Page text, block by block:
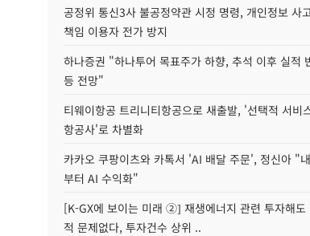
공정위 통신3사 불공정약관 시정 명령, 개인정보 사
책임 이용자 전가 방지
하나증권 "하나투어 목표주가 하향, 추석 이후 실적
등 전망"
티웨이항공 트리니티항공으로 새출발, '선택적 서비
항공사'로 차별화
카카오 쿠팡이츠와 카톡서 'AI 배달 주문', 정신아 "
부터 AI 수익화"
[K-GX에 보이는 미래 ②] 재생에너지 관련 투자해도
적 문제없다, 투자건수 상위 ..